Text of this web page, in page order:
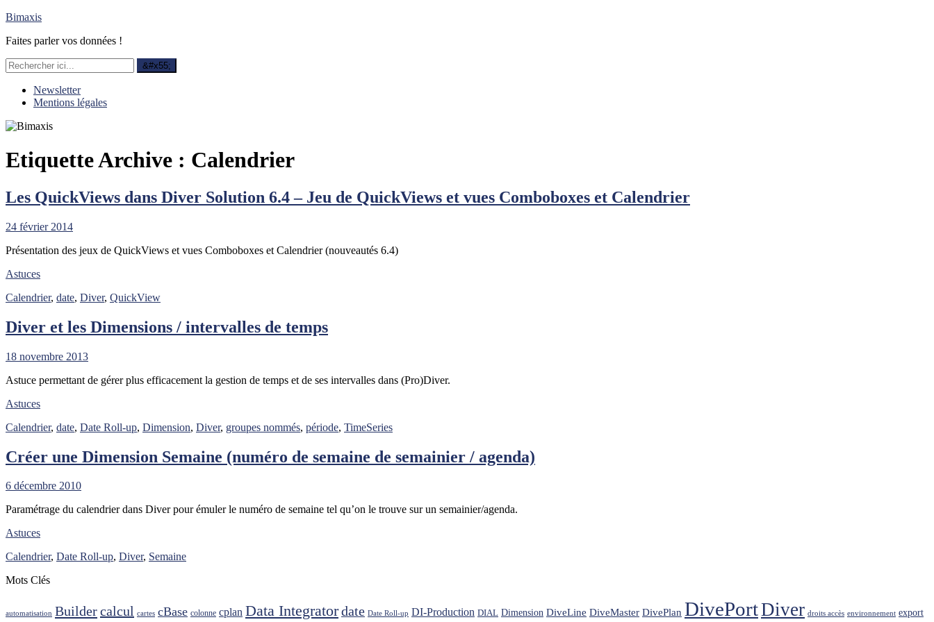
Bimaxis
Faites parler vos données !
Newsletter
Mentions légales
Etiquette Archive : Calendrier
Les QuickViews dans Diver Solution 6.4 – Jeu de QuickViews et vues Comboboxes et Calendrier
24 février 2014
Présentation des jeux de QuickViews et vues Comboboxes et Calendrier (nouveautés 6.4)
Astuces
Calendrier, date, Diver, QuickView
Diver et les Dimensions / intervalles de temps
18 novembre 2013
Astuce permettant de gérer plus efficacement la gestion de temps et de ses intervalles dans (Pro)Diver.
Astuces
Calendrier, date, Date Roll-up, Dimension, Diver, groupes nommés, période, TimeSeries
Créer une Dimension Semaine (numéro de semaine de semainier / agenda)
6 décembre 2010
Paramétrage du calendrier dans Diver pour émuler le numéro de semaine tel qu’on le trouve sur un semainier/agenda.
Astuces
Calendrier, Date Roll-up, Diver, Semaine
Mots Clés
automatisation Buildercalcul cartes cBase colonne cplan Data Integratordate Date Roll-up DI-Production DIAL Dimension DiveLine DiveMaster DivePlan DivePortDiver droits accès environnement export